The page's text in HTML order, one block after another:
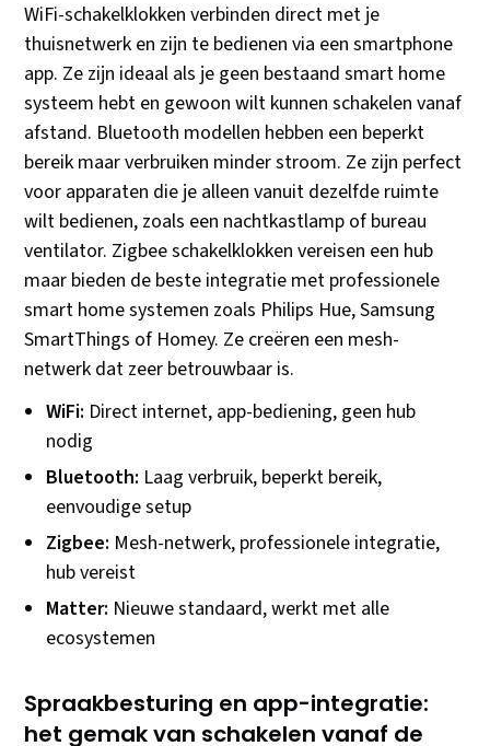
WiFi-schakelklokken verbinden direct met je
thuisnetwerk en zijn te bedienen via een smartphone
app. Ze zijn ideaal als je geen bestaand smart home
systeem hebt en gewoon wilt kunnen schakelen vanaf
afstand. Bluetooth modellen hebben een beperkt
bereik maar verbruiken minder stroom. Ze zijn perfect
voor apparaten die je alleen vanuit dezelfde ruimte
wilt bedienen, zoals een nachtkastlamp of bureau
ventilator. Zigbee schakelklokken vereisen een hub
maar bieden de beste integratie met professionele
smart home systemen zoals Philips Hue, Samsung
SmartThings of Homey. Ze creëren een mesh-
netwerk dat zeer betrouwbaar is.
WiFi: Direct internet, app-bediening, geen hub
nodig
Bluetooth: Laag verbruik, beperkt bereik,
eenvoudige setup
Zigbee: Mesh-netwerk, professionele integratie,
hub vereist
Matter: Nieuwe standaard, werkt met alle
ecosystemen
Spraakbesturing en app-integratie:
het gemak van schakelen vanaf de